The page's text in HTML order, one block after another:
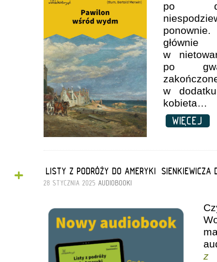
po
w
po
w
kobieta…
WIĘCEJ
+ „LISTY Z PODRÓŻY DO AMERYKI”
28 STYCZNIA 2025 AUDIOBOOKI
z